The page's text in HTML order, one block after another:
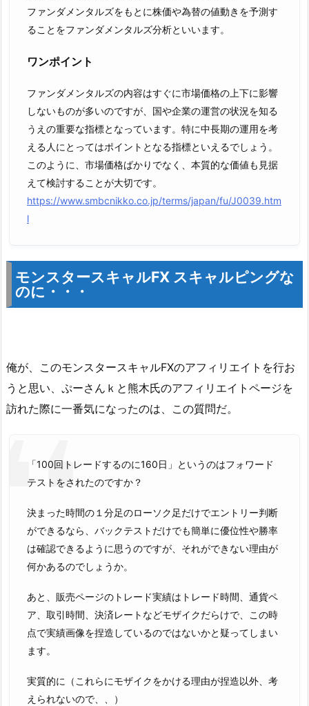
ファンダメンタルズをもとに株価や為替の値動きを予測す
ることをファンダメンタルズ分析といいます。
ワンポイント
ファンダメンタルズの内容はすぐに市場価格の上下に影響
しないものが多いのですが、国や企業の運営の状況を知る
うえの重要な指標となっています。特に中長期の運用を考
える人にとってはポイントとなる指標といえるでしょう。
このように、市場価格ばかりでなく、本質的な価値も見据
えて検討することが大切です。
https://www.smbcnikko.co.jp/terms/japan/fu/J0039.htm
l
モンスタースキャルFX スキャルピングな
のに・・・
俺が、このモンスタースキャルFXのアフィリエイトを行お
うと思い、ぷーさんｋと熊木氏のアフィリエイトページを
訪れた際に一番気になったのは、この質問だ。
「100回トレードするのに160日」というのはフォワード
テストをされたのですか？
決まった時間の１分足のローソク足だけでエントリー判断
ができるなら、バックテストだけでも簡単に優位性や勝率
は確認できるように思うのですが、それができない理由が
何かあるのでしょうか。
あと、販売ページのトレード実績はトレード時間、通貨ペ
ア、取引時間、決済レートなどモザイクだらけで、この時
点で実績画像を捏造しているのではないかと疑ってしまい
ます。
実質的に（これらにモザイクをかける理由が捏造以外、考
えられないので、、）